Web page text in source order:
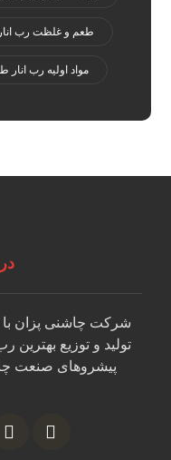
طعم و غلظت رب انار
مواد اولیه رب انار
شرکت چاشنی پزان با
تولید و توزیع بهترین
پیشروهای صنعت